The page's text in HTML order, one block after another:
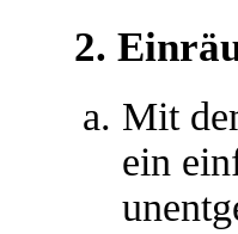
2.
Mit
ein